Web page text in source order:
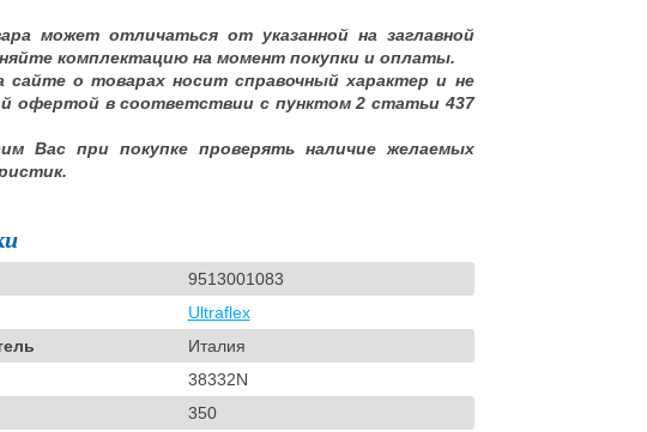
может отличаться от указанной на заглавной
комплектацию на момент покупки и оплаты.
сайте о товарах носит справочный характер и не
офертой в соответствии с пунктом 2 статьи 437
Вас при покупке проверять наличие желаемых
9513001083
Ultraflex
Италия
38332N
350